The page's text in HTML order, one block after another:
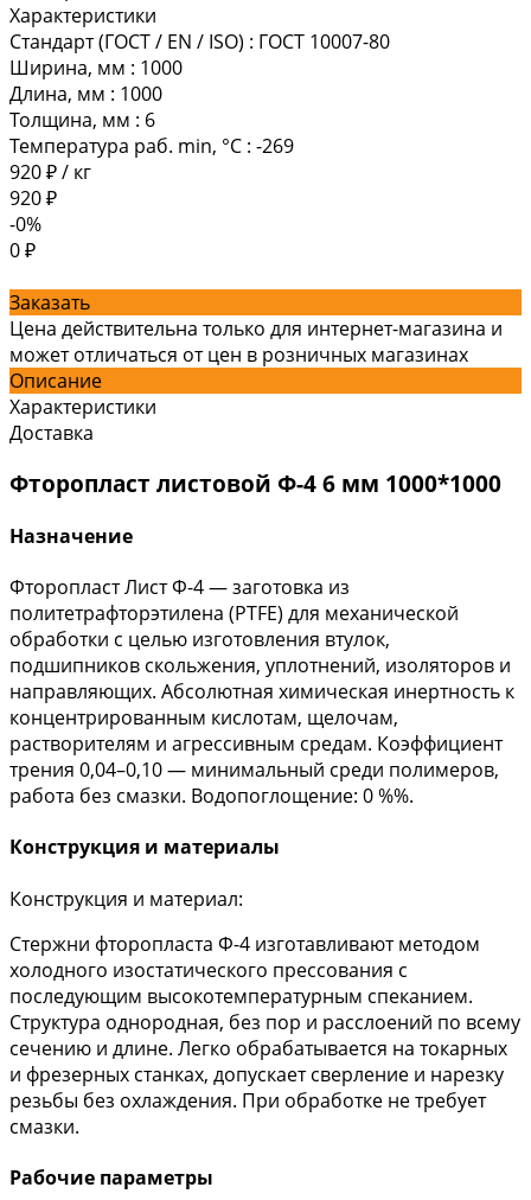
Характеристики
Стандарт (ГОСТ / EN / ISO) : ГОСТ 10007-80
Ширина, мм : 1000
Длина, мм : 1000
Толщина, мм : 6
Температура раб. min, °C : -269
920 ₽/ кг
920 ₽
-0%
0 ₽
Заказать
Цена действительна только для интернет-магазина и
может отличаться от цен в розничных магазинах
Описание
Характеристики
Доставка
Фторопласт листовой Ф-4 6 мм 1000*1000
Назначение
Фторопласт Лист Ф-4 — заготовка из
политетрафторэтилена (PTFE) для механической
обработки с целью изготовления втулок,
подшипников скольжения, уплотнений, изоляторов и
направляющих. Абсолютная химическая инертность к
концентрированным кислотам, щелочам,
растворителям и агрессивным средам. Коэффициент
трения 0,04–0,10 — минимальный среди полимеров,
работа без смазки. Водопоглощение: 0 %%.
Конструкция и материалы
Конструкция и материал:
Стержни фторопласта Ф-4 изготавливают методом
холодного изостатического прессования с
последующим высокотемпературным спеканием.
Структура однородная, без пор и расслоений по всему
сечению и длине. Легко обрабатывается на токарных
и фрезерных станках, допускает сверление и нарезку
резьбы без охлаждения. При обработке не требует
смазки.
Рабочие параметры